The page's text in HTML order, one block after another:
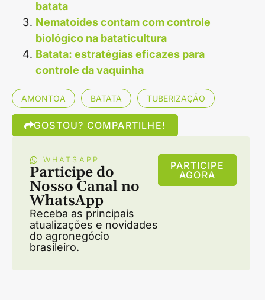
batata
Nematoides contam com controle
biológico na bataticultura
Batata: estratégias eficazes para
controle da vaquinha
AMONTOA BATATA TUBERIZAÇÃO
GOSTOU? COMPARTILHE!
WHATSAPP
Participe do
Nosso Canal no
WhatsApp
Receba as principais
atualizações e novidades
do agronegócio
brasileiro.
PARTICIPE
AGORA